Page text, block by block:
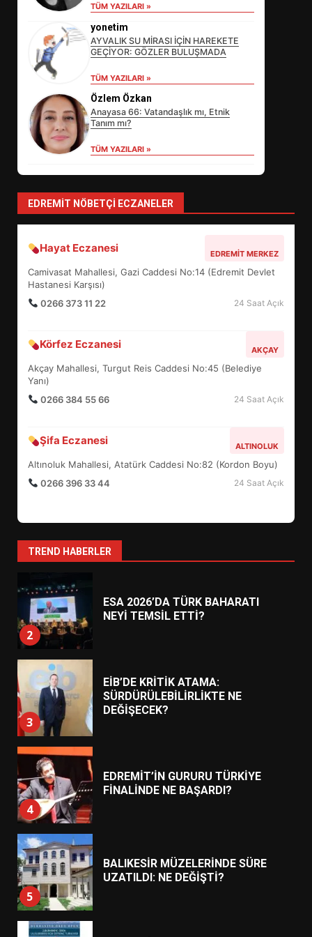
TÜM YAZILARI »
yonetim
AYVALIK SU MİRASI İÇİN HAREKETE
GEÇİYOR: GÖZLER BULUŞMADA
TÜM YAZILARI »
Özlem Özkan
Anayasa 66: Vatandaşlık mı, Etnik
Tanım mı?
TÜM YAZILARI »
EDREMIT NÖBETÇI ECZANELER
Hayat Eczanesi EDREMIT MERKEZ
Camivasat Mahallesi, Gazi Caddesi No:14 (Edremit Devlet
Hastanesi Karşısı)
0266 373 11 22
24 Saat Açık
Körfez Eczanesi AKÇAY
Akçay Mahallesi, Turgut Reis Caddesi No:45 (Belediye
Yanı)
0266 384 55 66
24 Saat Açık
Şifa Eczanesi ALTINOLUK
Altınoluk Mahallesi, Atatürk Caddesi No:82 (Kordon Boyu)
0266 396 33 44
24 Saat Açık
TREND HABERLER
DEĞİŞECEK?
4
EDREMİT’İN GURURU TÜRKİYE
FİNALİNDE NE BAŞARDI?
5
6
BURHANİYE SATRANÇ
TURNUVASI KAYITLARI NEYİ
DEĞİŞTİRİYOR?
7
YENİ YÖNETİM NASIL
ŞEKİLLENDİ?
1
HAREKETE GEÇİYOR: GÖZLER
BULUŞMADA
2
3
EİB’DE KRİTİK ATAMA:
SÜRDÜRÜLEBİLİRLİKTE NE
DEĞİŞECEK?
4
EDREMİT’İN GURURU TÜRKİYE
FİNALİNDE NE BAŞARDI?
5
BALIKESİR MÜZELERİNDE SÜRE
UZATILDI: NE DEĞİŞTİ?
6
BURHANİYE SATRANÇ
TURNUVASI KAYITLARI NEYİ
DEĞİŞTİRİYOR?